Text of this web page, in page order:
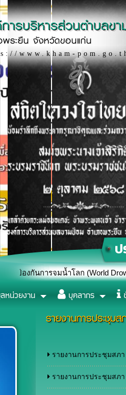
ารบริหารส่วนตำบลข
พระยืน จังหวัดขอนแก่น
www.kham-
ำโลก (World Drowning
หน่วยงาน บุคลากร
รายงานการประชุม
รายงานการประชุมสภ
รายงานการประชุมสภ